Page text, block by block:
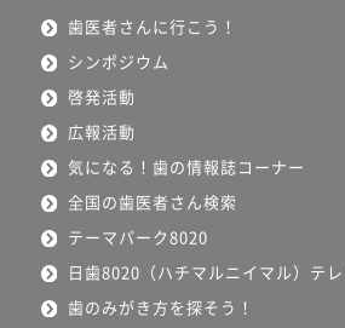
歯医者さんに行こう！
シンポジウム
啓発活動
広報活動
気になる！歯の情報誌コーナー
全国の歯医者さん検索
テーマパーク8020
日歯8020（ハチマルニイマル）テ
歯のみがき方を探そう！